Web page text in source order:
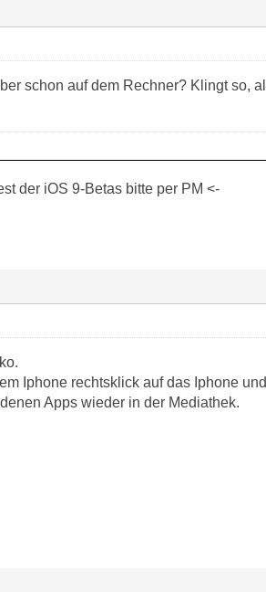
schon auf dem Rechner? Klingt so,
der iOS 9-Betas bitte per PM <-
Iphone rechtsklick auf das Iphone
Apps wieder in der Mediathek.